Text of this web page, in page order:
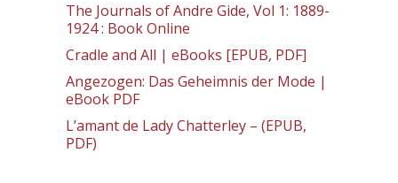
The Journals of Andre Gide, Vol 1: 1889-
1924 : Book Online
Cradle and All | eBooks [EPUB, PDF]
Angezogen: Das Geheimnis der Mode |
eBook PDF
L’amant de Lady Chatterley – (EPUB,
PDF)